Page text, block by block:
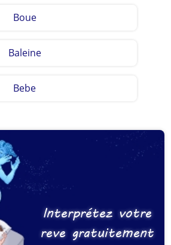
Boue
Baleine
Bebe
Interprétez votre
reve gratuitement